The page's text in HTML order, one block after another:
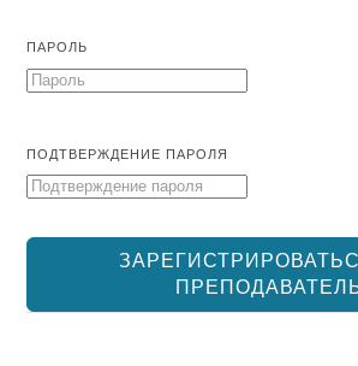
ПАРОЛЬ
ПОДТВЕРЖДЕНИЕ ПАРОЛЯ